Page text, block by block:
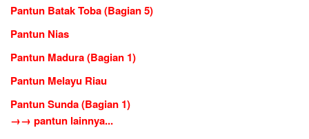
Pantun Batak Toba (Bagian 5)
Pantun Nias
Pantun Madura (Bagian 1)
Pantun Melayu Riau
Pantun Sunda (Bagian 1)
→→ pantun lainnya...